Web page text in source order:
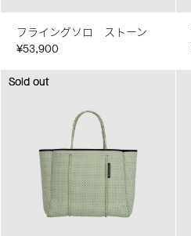
フライングソロ ストーン
¥53,900
Sold out
Sold out